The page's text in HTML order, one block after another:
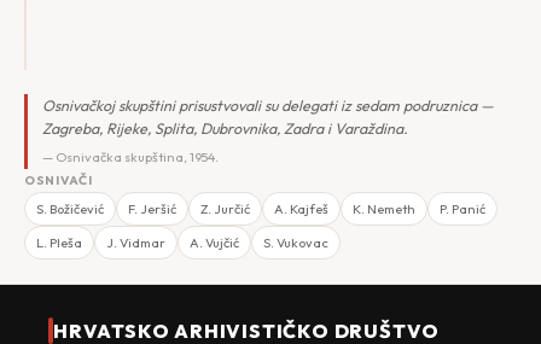
Osnivačkoj skupštini prisustvovali su delegati iz sedam podruznica —
Zagreba, Rijeke, Splita, Dubrovnika, Zadra i Varaždina.
— Osnivačka skupština, 1954.
OSNIVAČI
S. Božičević F. Jeršić Z. Jurčić A. Kajfeš K. Nemeth
P. Panić
L. Pleša
J. Vidmar A. Vujčić S. Vukovac
HRVATSKO ARHIVISTIČKO DRUŠTVO